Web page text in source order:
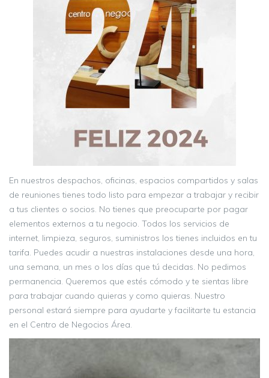
En nuestros despachos, oficinas, espacios compartidos y salas
de reuniones tienes todo listo para empezar a trabajar y recibir
a tus clientes o socios. No tienes que preocuparte por pagar
elementos externos a tu negocio. Todos los servicios de
internet, limpieza, seguros, suministros los tienes incluidos en tu
tarifa. Puedes acudir a nuestras instalaciones desde una hora,
una semana, un mes o los días que tú decidas. No pedimos
permanencia. Queremos que estés cómodo y te sientas libre
para trabajar cuando quieras y como quieras. Nuestro
personal estará siempre para ayudarte y facilitarte tu estancia
en el Centro de Negocios Área.